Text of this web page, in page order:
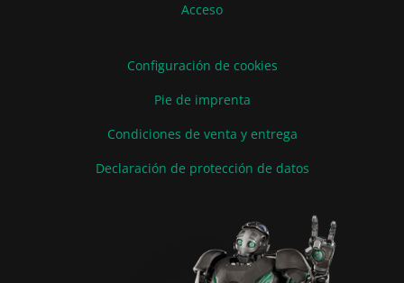
Acceso
Configuración de cookies
Pie de imprenta
Condiciones de venta y entrega
Declaración de protección de datos